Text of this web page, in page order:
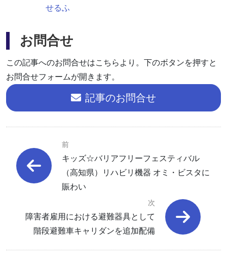
せるふ
お問合せ
この記事へのお問合せはこちらより。下のボタンを押すと
お問合せフォームが開きます。
記事のお問合せ
前
キッズ☆バリアフリーフェスティバル
（高知県）リハビリ機器 オミ・ビスタに
賑わい
次
障害者雇用における避難器具として
階段避難車キャリダンを追加配備